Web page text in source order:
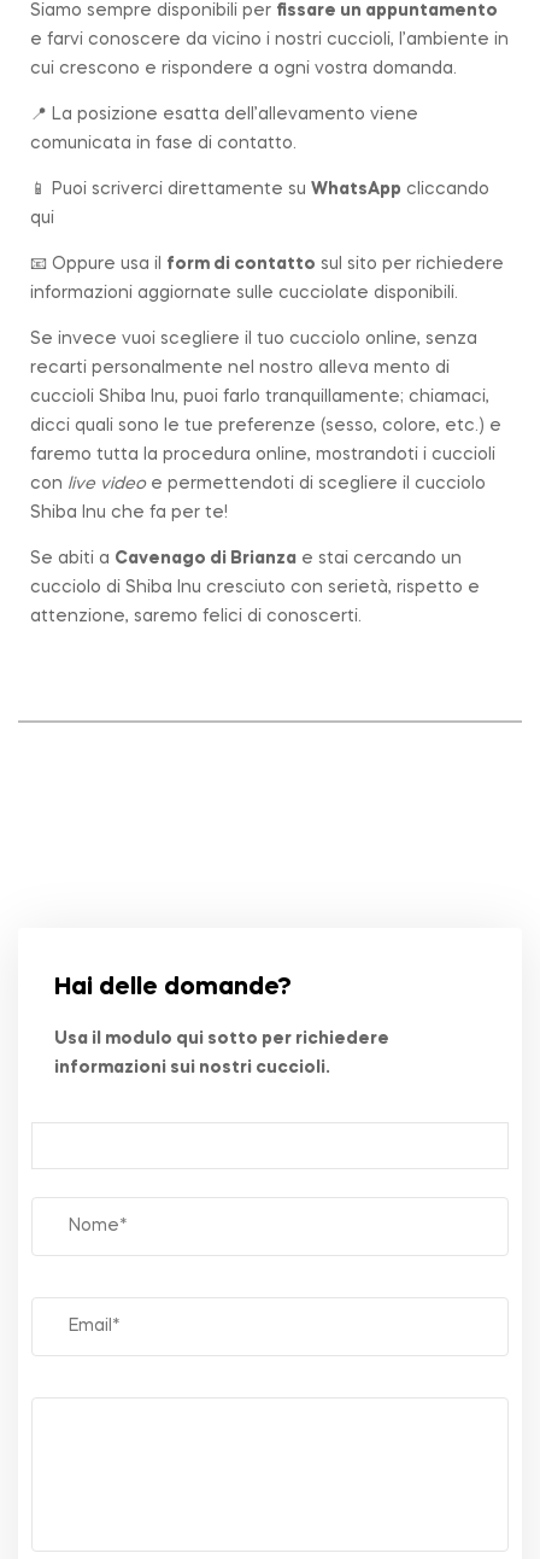
Siamo sempre disponibili per fissare un appuntamento
e farvi conoscere da vicino i nostri cuccioli, l’ambiente in
cui crescono e rispondere a ogni vostra domanda.
📍 La posizione esatta dell’allevamento viene
comunicata in fase di contatto.
📱 Puoi scriverci direttamente su WhatsApp cliccando
qui
📧 Oppure usa il form di contatto sul sito per richiedere
informazioni aggiornate sulle cucciolate disponibili.
Se invece vuoi scegliere il tuo cucciolo online, senza
recarti personalmente nel nostro alleva mento di
cuccioli Shiba Inu, puoi farlo tranquillamente; chiamaci,
dicci quali sono le tue preferenze (sesso, colore, etc.) e
faremo tutta la procedura online, mostrandoti i cuccioli
con live videoe permettendoti di scegliere il cucciolo
Shiba Inu che fa per te!
Se abiti a Cavenago di Brianza e stai cercando un
cucciolo di Shiba Inu cresciuto con serietà, rispetto e
attenzione, saremo felici di conoscerti.
Hai delle domande?
Usa il modulo qui sotto per richiedere
informazioni sui nostri cuccioli.